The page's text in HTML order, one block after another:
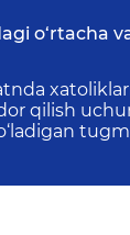
o‘rtacha
qilish